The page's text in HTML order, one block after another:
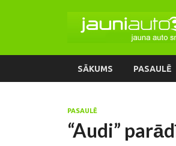
SĀKUMS PASAULĒ
PASAULĒ
“Audi”